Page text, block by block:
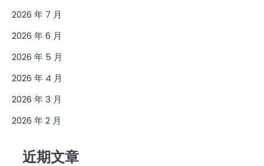
2026 年 7 月
2026 年 6 月
2026 年 5 月
2026 年 4 月
2026 年 3 月
2026 年 2 月
近期文章